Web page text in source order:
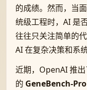
的成绩。然而，当
统级工程时，AI 是
往往只关注简单的
AI 在复杂决策和系
近期，OpenAI 推
的 GeneBench-Pro